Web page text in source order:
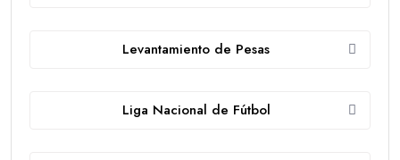
Levantamiento de Pesas
Liga Nacional de Fútbol